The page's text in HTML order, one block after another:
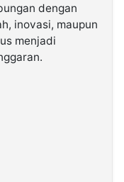
dengan
inovasi, maupun
menjadi